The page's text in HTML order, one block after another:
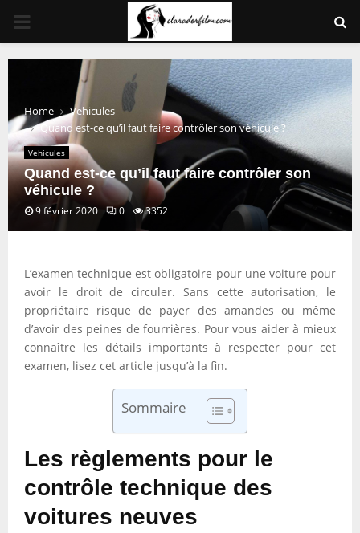
PRIMARY
MENU
Home
Vehicules
Quand est-ce qu’il faut faire contrôler son véhicule ?
Vehicules
Quand est-ce qu’il faut faire contrôler son
véhicule ?
9 février 2020 0 3352
L’examen technique est obligatoire pour une voiture pour
avoir le droit de circuler. Sans cette autorisation, le
propriétaire risque de payer des amandes ou même
d’avoir des peines de fourrières. Pour vous aider à mieux
connaître les détails importants à respecter pour cet
examen, lisez cet article jusqu’à la fin.
Sommaire
Les règlements pour le
contrôle technique des
voitures neuves